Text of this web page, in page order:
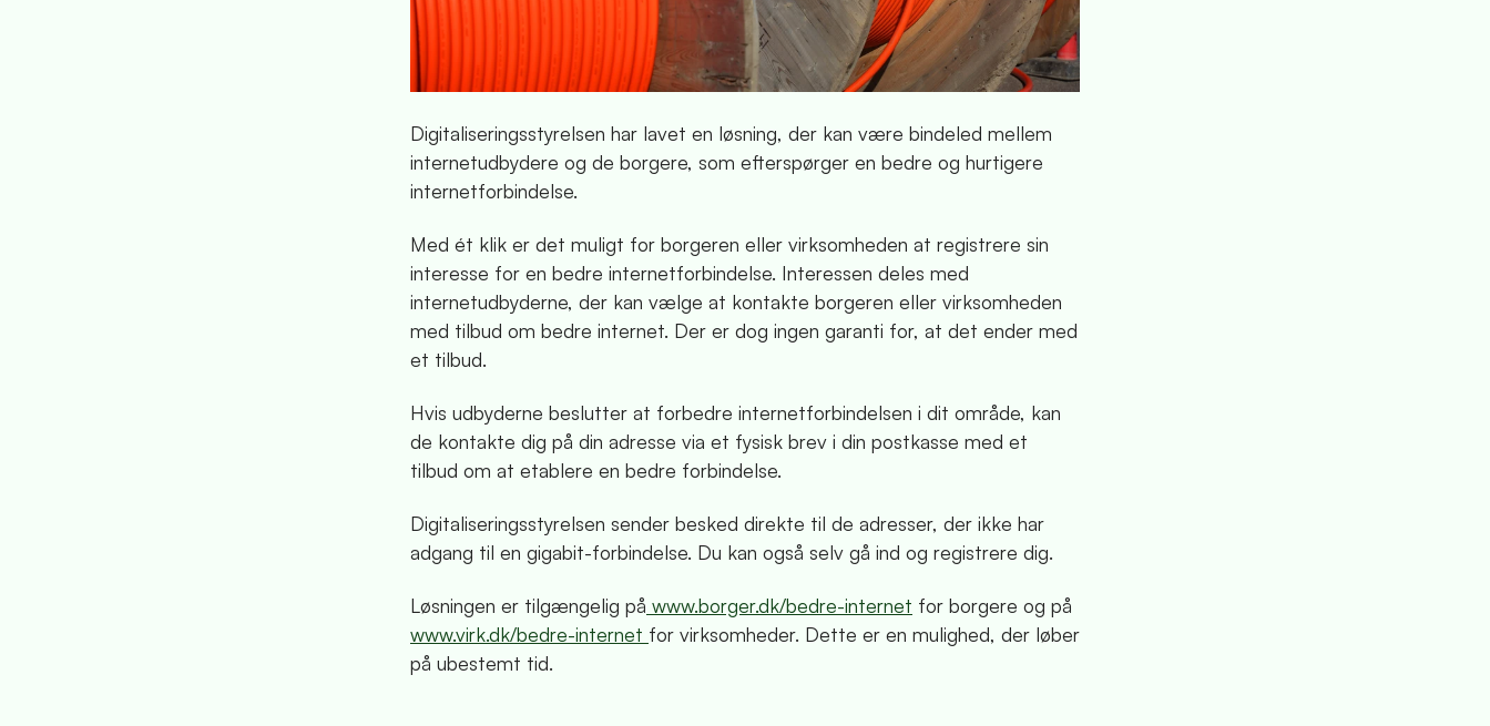
Digitaliseringsstyrelsen har lavet en løsning, der kan være bindeled mellem
internetudbydere og de borgere, som efterspørger en bedre og hurtigere
internetforbindelse.
Med ét klik er det muligt for borgeren eller virksomheden at registrere sin
interesse for en bedre internetforbindelse. Interessen deles med
internetudbyderne, der kan vælge at kontakte borgeren eller virksomheden
med tilbud om bedre internet. Der er dog ingen garanti for, at det ender med
et tilbud.
Hvis udbyderne beslutter at forbedre internetforbindelsen i dit område, kan
de kontakte dig på din adresse via et fysisk brev i din postkasse med et
tilbud om at etablere en bedre forbindelse.
Digitaliseringsstyrelsen sender besked direkte til de adresser, der ikke har
adgang til en gigabit-forbindelse. Du kan også selv gå ind og registrere dig.
Løsningen er tilgængelig på www.borger.dk/bedre-internet for borgere og på
www.virk.dk/bedre-internet for virksomheder. Dette er en mulighed, der løber
på ubestemt tid.